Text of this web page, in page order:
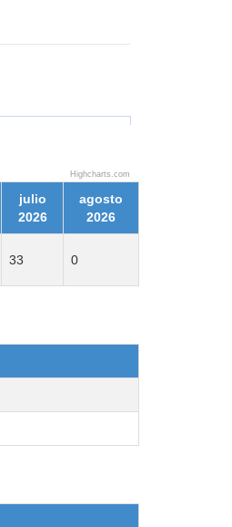
Highcharts.com
julio
2026
agosto
2026
33 0